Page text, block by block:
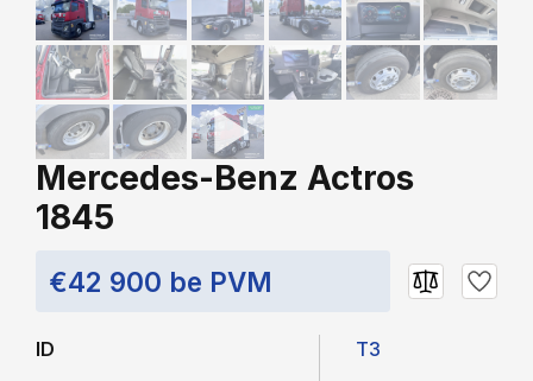
Mercedes-Benz Actros
1845
€42 900 be PVM
ID
T3